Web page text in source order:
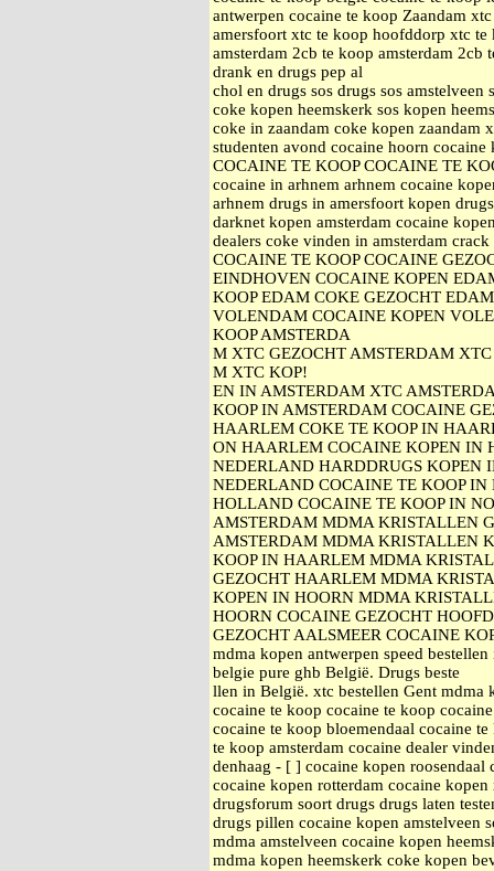
antwerpen cocaine te koop Zaandam
amersfoort xtc te koop hoofddorp xtc te
amsterdam 2cb te koop amsterdam 2cb
drank en drugs pep al
chol en drugs sos drugs sos amstelveen
coke kopen heemskerk sos kopen
coke in zaandam coke kopen zaandam
studenten avond cocaine hoorn
COCAINE TE KOOP COCAINE TE
cocaine in arhnem arhnem cocaine
arhnem drugs in amersfoort kopen
darknet kopen amsterdam cocaine
dealers coke vinden in amsterdam
COCAINE TE KOOP COCAINE
EINDHOVEN COCAINE KOPEN
KOOP EDAM COKE GEZOCHT
VOLENDAM COCAINE KOPEN
KOOP AMSTERDA
M XTC GEZOCHT AMSTERDAM
M XTC KOP!
EN IN AMSTERDAM XTC
KOOP IN AMSTERDAM COCAINE
HAARLEM COKE TE KOOP IN
ON HAARLEM COCAINE KOPEN IN
NEDERLAND HARDDRUGS KOPEN
NEDERLAND COCAINE TE KOOP
HOLLAND COCAINE TE KOOP IN
AMSTERDAM MDMA KRISTALLEN
AMSTERDAM MDMA KRISTALLEN
KOOP IN HAARLEM MDMA
GEZOCHT HAARLEM MDMA
KOPEN IN HOORN MDMA
HOORN COCAINE GEZOCHT
GEZOCHT AALSMEER COCAINE
mdma kopen antwerpen speed
belgie pure ghb België. Drugs beste
llen in België. xtc bestellen Gent mdma
cocaine te koop cocaine te koop
cocaine te koop bloemendaal cocaine
te koop amsterdam cocaine dealer
denhaag - [ ] cocaine kopen
cocaine kopen rotterdam cocaine
drugsforum soort drugs drugs laten
drugs pillen cocaine kopen amstelveen
mdma amstelveen cocaine kopen
mdma kopen heemskerk coke kopen